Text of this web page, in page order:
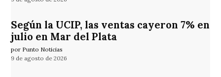
Según la UCIP, las ventas cayeron 7% en
julio en Mar del Plata
por Punto Noticias
9 de agosto de 2026